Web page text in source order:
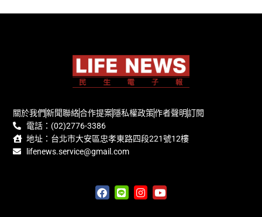
關於我們新聞聯絡合作提案隱私權政策作者聲明訂閱
電話：(02)2776-3386
地址：台北市大安區忠孝東路四段221號12樓
lifenews.service@gmail.com